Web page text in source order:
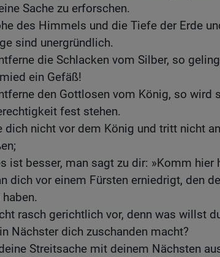
Sache zu erforschen.
des Himmels und die Tiefe der Erde
sind unergründlich.
die Schlacken vom Silber, so
ein Gefäß!
den Gottlosen vom König, so wird
fest stehen.
dich nicht vor dem König und tritt nicht
ist besser, man sagt zu dir: »Komm hier
dich vor einem Fürsten erniedrigt, den
rasch gerichtlich vor, denn was willst
Nächster dich zuschanden macht?
Streitsache mit deinem Nächsten